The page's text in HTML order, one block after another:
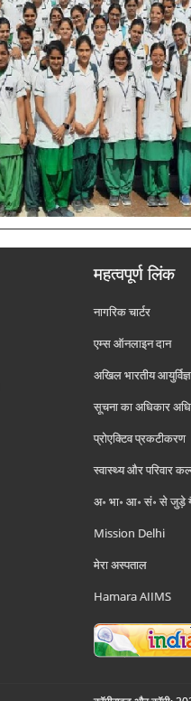
महत्वपूर्ण लिंक
नागरिक चार्टर
एम्स ऑनलाइन दान
अखिल भारतीय
सूचना का अधिकार
प्रोएक्टिव प्रकटीकरण
स्वास्थ्य और परिवार
अ॰ भा॰ आ॰ सं॰ से जुड़े
Mission Delhi
मेरा अस्पताल
Hamara AIIMS